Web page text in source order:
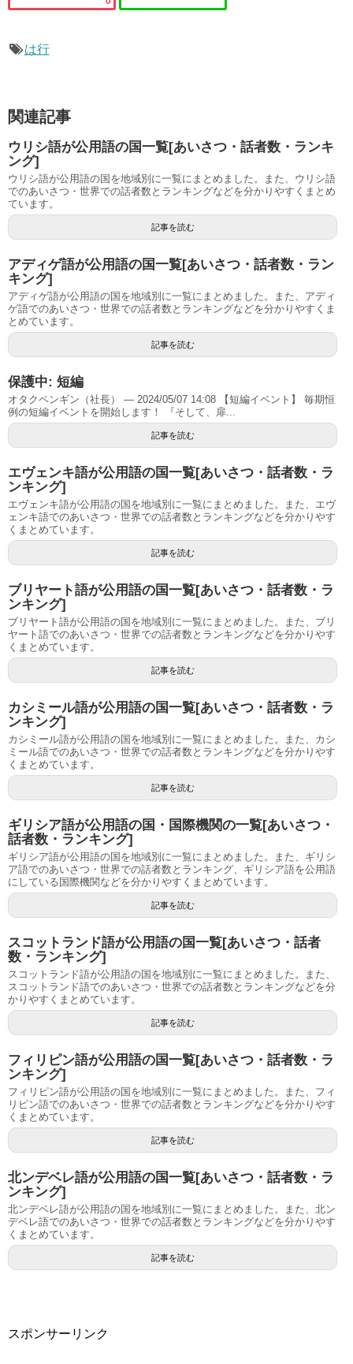
は行
関連記事
ウリシ語が公用語の国一覧[あいさつ・話者数・ランキ
ング]
ウリシ語が公用語の国を地域別に一覧にまとめました。また、ウリシ語
でのあいさつ・世界での話者数とランキングなどを分かりやすくまとめ
ています。
記事を読む
アディゲ語が公用語の国一覧[あいさつ・話者数・ラン
キング]
アディゲ語が公用語の国を地域別に一覧にまとめました。また、アディ
ゲ語でのあいさつ・世界での話者数とランキングなどを分かりやすくま
とめています。
記事を読む
保護中: 短編
オタクペンギン（社長） — 2024/05/07 14:08 【短編イベント】 毎期恒
例の短編イベントを開始します！ 『そして、扉...
記事を読む
エヴェンキ語が公用語の国一覧[あいさつ・話者数・ラ
ンキング]
エヴェンキ語が公用語の国を地域別に一覧にまとめました。また、エヴ
ェンキ語でのあいさつ・世界での話者数とランキングなどを分かりやす
くまとめています。
記事を読む
ブリヤート語が公用語の国一覧[あいさつ・話者数・ラ
ンキング]
ブリヤート語が公用語の国を地域別に一覧にまとめました。また、ブリ
ヤート語でのあいさつ・世界での話者数とランキングなどを分かりやす
くまとめています。
記事を読む
カシミール語が公用語の国一覧[あいさつ・話者数・ラ
ンキング]
カシミール語が公用語の国を地域別に一覧にまとめました。また、カシ
ミール語でのあいさつ・世界での話者数とランキングなどを分かりやす
くまとめています。
記事を読む
ギリシア語が公用語の国・国際機関の一覧[あいさつ・
話者数・ランキング]
ギリシア語が公用語の国を地域別に一覧にまとめました。また、ギリシ
ア語でのあいさつ・世界での話者数とランキング、ギリシア語を公用語
にしている国際機関などを分かりやすくまとめています。
記事を読む
スコットランド語が公用語の国一覧[あいさつ・話者
数・ランキング]
スコットランド語が公用語の国を地域別に一覧にまとめました。また、
スコットランド語でのあいさつ・世界での話者数とランキングなどを分
かりやすくまとめています。
記事を読む
フィリピン語が公用語の国一覧[あいさつ・話者数・ラ
ンキング]
フィリピン語が公用語の国を地域別に一覧にまとめました。また、フィ
リピン語でのあいさつ・世界での話者数とランキングなどを分かりやす
くまとめています。
記事を読む
北ンデベレ語が公用語の国一覧[あいさつ・話者数・ラ
ンキング]
北ンデベレ語が公用語の国を地域別に一覧にまとめました。また、北ン
デベレ語でのあいさつ・世界での話者数とランキングなどを分かりやす
くまとめています。
記事を読む
スポンサーリンク